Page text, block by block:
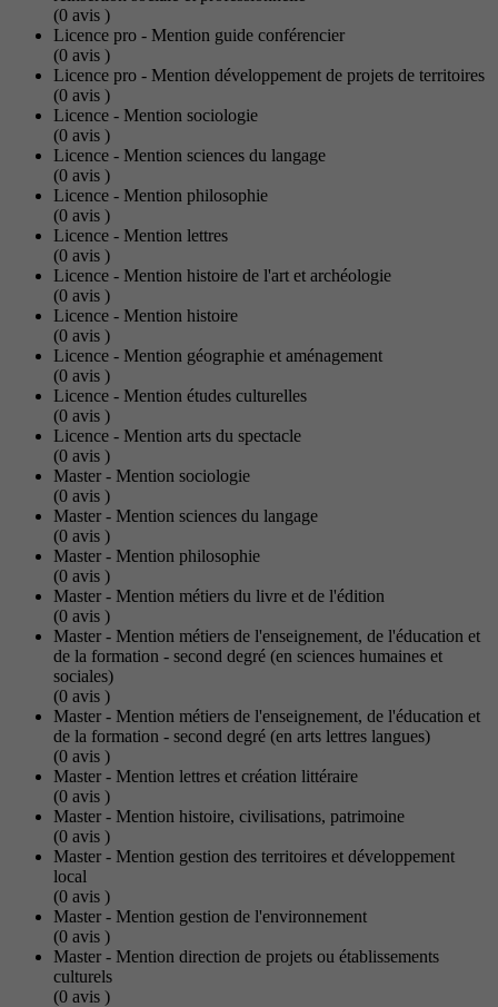
(0 avis )
Licence pro - Mention guide conférencier
(0 avis )
Licence pro - Mention développement de projets de territoires
(0 avis )
Licence - Mention sociologie
(0 avis )
Licence - Mention sciences du langage
(0 avis )
Licence - Mention philosophie
(0 avis )
Licence - Mention lettres
(0 avis )
Licence - Mention histoire de l'art et archéologie
(0 avis )
Licence - Mention histoire
(0 avis )
Licence - Mention géographie et aménagement
(0 avis )
Licence - Mention études culturelles
(0 avis )
Licence - Mention arts du spectacle
(0 avis )
Master - Mention sociologie
(0 avis )
Master - Mention sciences du langage
(0 avis )
Master - Mention philosophie
(0 avis )
Master - Mention métiers du livre et de l'édition
(0 avis )
Master - Mention métiers de l'enseignement, de l'éducation et
de la formation - second degré (en sciences humaines et
sociales)
(0 avis )
Master - Mention métiers de l'enseignement, de l'éducation et
de la formation - second degré (en arts lettres langues)
(0 avis )
Master - Mention lettres et création littéraire
(0 avis )
Master - Mention histoire, civilisations, patrimoine
(0 avis )
Master - Mention gestion des territoires et développement
local
(0 avis )
Master - Mention gestion de l'environnement
(0 avis )
Master - Mention direction de projets ou établissements
culturels
(0 avis )